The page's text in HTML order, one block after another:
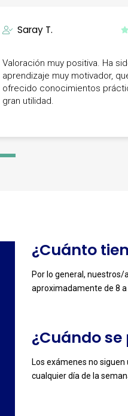
Saray T.
Valoración muy positiva. Ha
aprendizaje muy motivador,
ofrecido conocimientos
gran utilidad.
2 3
¿Cuánto
Por lo general,
aproximadamente de 8
¿Cuándo
Los exámenes no
cualquier día de la